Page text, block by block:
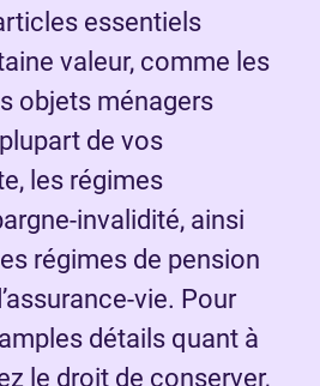
essentiels
valeur, comme les
objets ménagers
de vos
les régimes
invalidité, ainsi
régimes de pension
vie. Pour
détails quant à
le droit de conserver,